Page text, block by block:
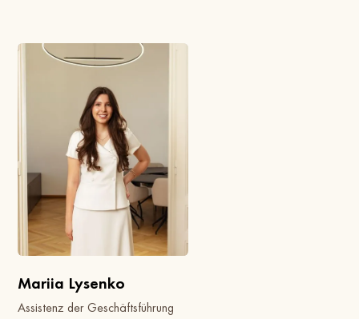
Mariia Lysenko
Assistenz der Geschäftsführung